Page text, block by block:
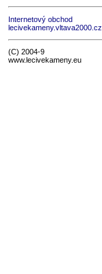
Internetový obchod
lecivekameny.vltava2000.cz
(C) 2004-9
www.lecivekameny.eu